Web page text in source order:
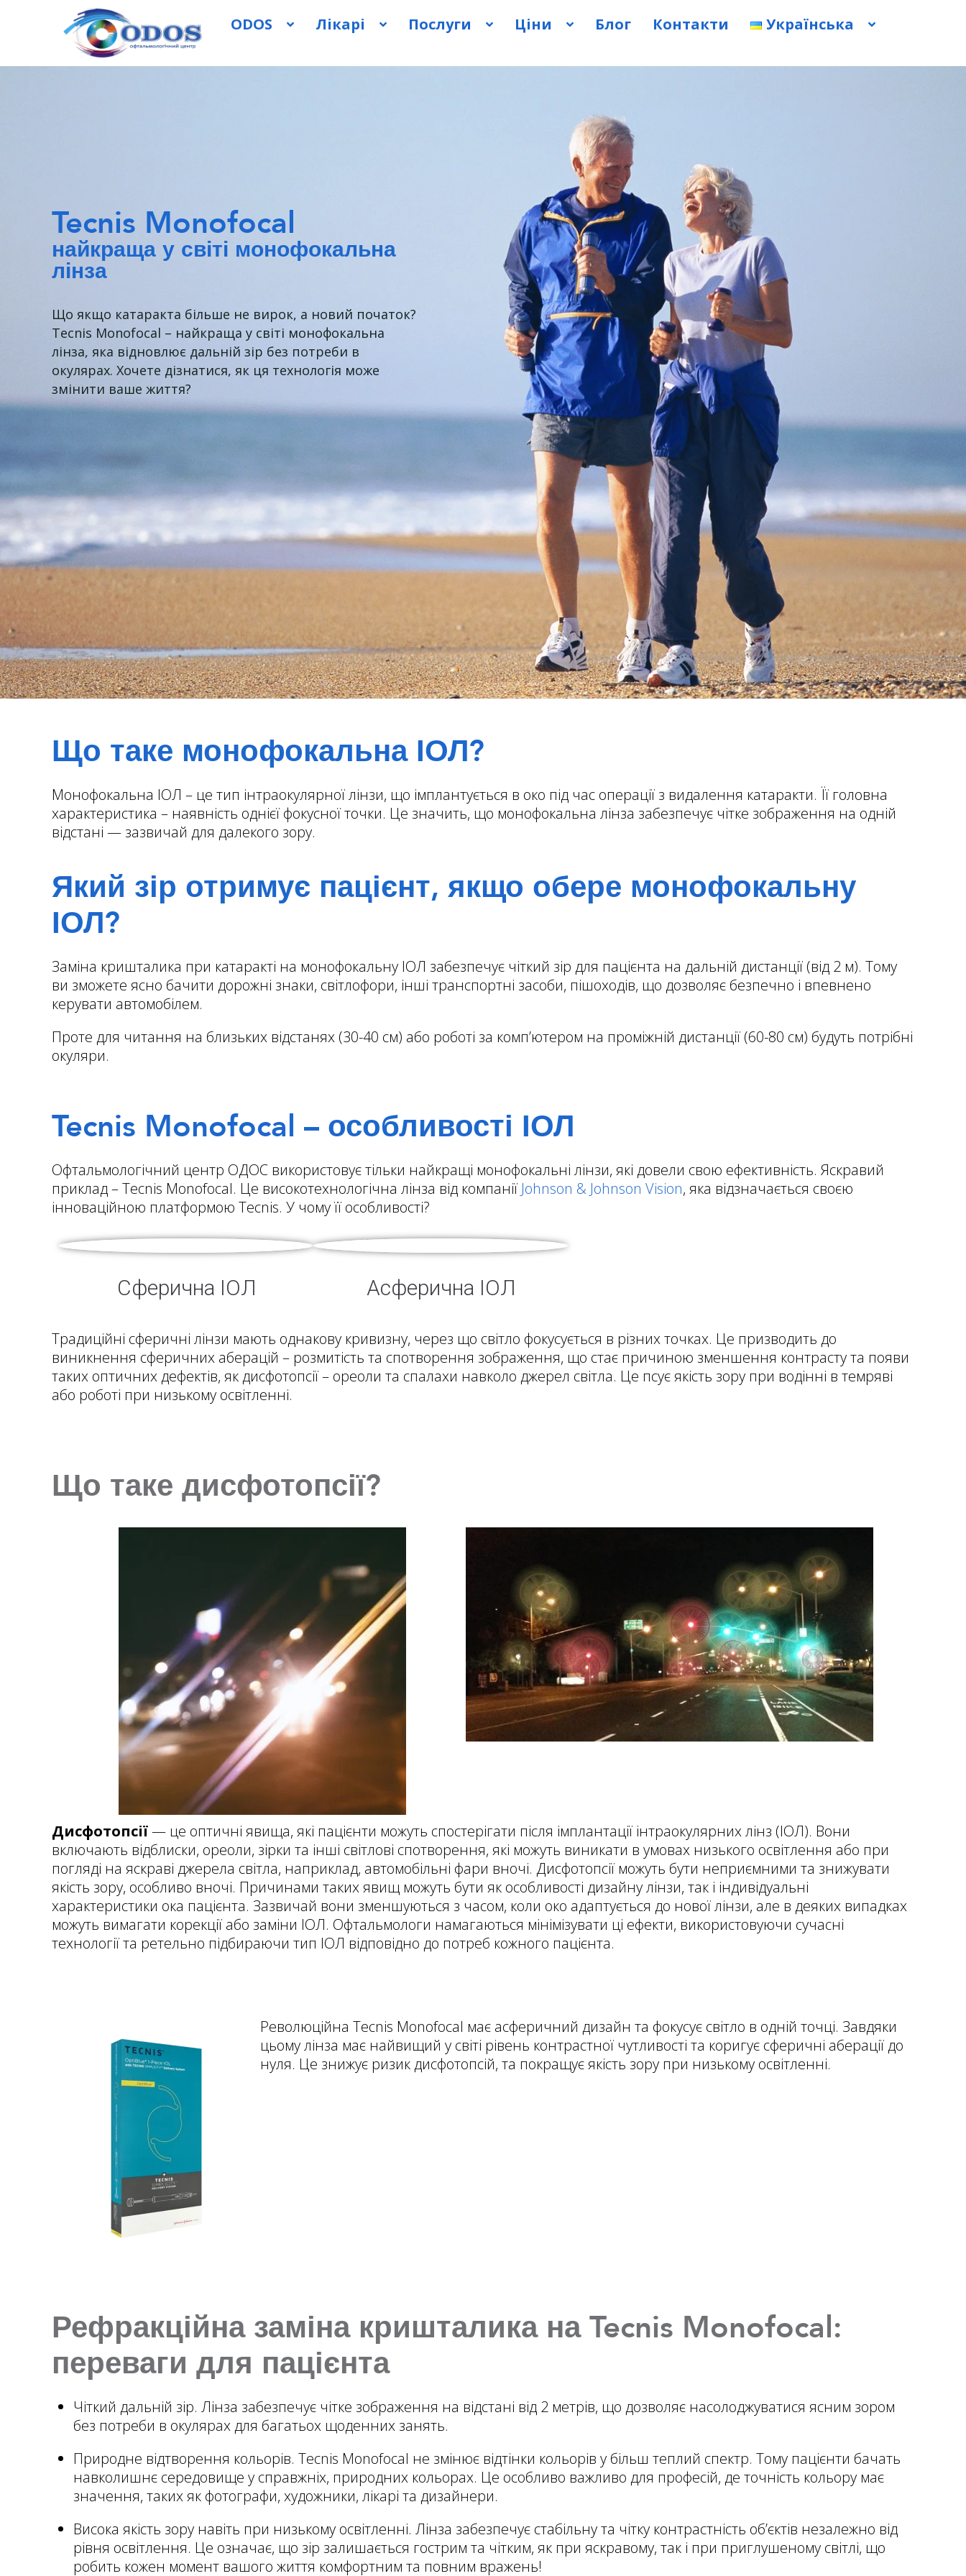
ODOS Лікарі Послуги Ціни Блог Контакти Українська
Tecnis Monofocal
найкраща у світі монофокальна
лінза
Що якщо катаракта більше не вирок, а новий початок?
Tecnis Monofocal – найкраща у світі монофокальна
лінза, яка відновлює дальній зір без потреби в
окулярах. Хочете дізнатися, як ця технологія може
змінити ваше життя?
Що таке монофокальна ІОЛ?
Монофокальна ІОЛ – це тип інтраокулярної лінзи, що імплантується в око під час операції з видалення катаракти. Її головна
характеристика – наявність однієї фокусної точки. Це значить, що монофокальна лінза забезпечує чітке зображення на одній
відстані — зазвичай для далекого зору.
Який зір отримує пацієнт, якщо обере монофокальну
ІОЛ?
Заміна кришталика при катаракті на монофокальну ІОЛ забезпечує чіткий зір для пацієнта на дальній дистанції (від 2 м). Тому
ви зможете ясно бачити дорожні знаки, світлофори, інші транспортні засоби, пішоходів, що дозволяє безпечно і впевнено
керувати автомобілем.
Проте для читання на близьких відстанях (30-40 см) або роботі за комп’ютером на проміжній дистанції (60-80 см) будуть потрібні
окуляри.
Tecnis Monofocal – особливості ІОЛ
Офтальмологічний центр ОДОС використовує тільки найкращі монофокальні лінзи, які довели свою ефективність. Яскравий
приклад – Tecnis Monofocal. Це високотехнологічна лінза від компанії Johnson & Johnson Vision, яка відзначається своєю
інноваційною платформою Tecnis. У чому її особливості?
Сферична ІОЛ Асферична ІОЛ
Традиційні сферичні лінзи мають однакову кривизну, через що світло фокусується в різних точках. Це призводить до
виникнення сферичних аберацій – розмитість та спотворення зображення, що стає причиною зменшення контрасту та появи
таких оптичних дефектів, як дисфотопсії – ореоли та спалахи навколо джерел світла. Це псує якість зору при водінні в темряві
або роботі при низькому освітленні.
Що таке дисфотопсії?
Дисфотопсії— це оптичні явища, які пацієнти можуть спостерігати після імплантації інтраокулярних лінз (ІОЛ). Вони
включають відблиски, ореоли, зірки та інші світлові спотворення, які можуть виникати в умовах низького освітлення або при
погляді на яскраві джерела світла, наприклад, автомобільні фари вночі. Дисфотопсії можуть бути неприємними та знижувати
якість зору, особливо вночі. Причинами таких явищ можуть бути як особливості дизайну лінзи, так і індивідуальні
характеристики ока пацієнта. Зазвичай вони зменшуються з часом, коли око адаптується до нової лінзи, але в деяких випадках
можуть вимагати корекції або заміни ІОЛ. Офтальмологи намагаються мінімізувати ці ефекти, використовуючи сучасні
технології та ретельно підбираючи тип ІОЛ відповідно до потреб кожного пацієнта.
Революційна Tecnis Monofocal має асферичний дизайн та фокусує світло в одній точці. Завдяки
цьому лінза має найвищий у світі рівень контрастної чутливості та коригує сферичні аберації до
нуля. Це знижує ризик дисфотопсій, та покращує якість зору при низькому освітленні.
Рефракційна заміна кришталика на Tecnis Monofocal:
переваги для пацієнта
Чіткий дальній зір. Лінза забезпечує чітке зображення на відстані від 2 метрів, що дозволяє насолоджуватися ясним зором
без потреби в окулярах для багатьох щоденних занять.
Природне відтворення кольорів. Tecnis Monofocal не змінює відтінки кольорів у більш теплий спектр. Тому пацієнти бачать
навколишнє середовище у справжніх, природних кольорах. Це особливо важливо для професій, де точність кольору має
значення, таких як фотографи, художники, лікарі та дизайнери.
Висока якість зору навіть при низькому освітленні. Лінза забезпечує стабільну та чітку контрастність об’єктів незалежно від
рівня освітлення. Це означає, що зір залишається гострим та чітким, як при яскравому, так і при приглушеному світлі, що
робить кожен момент вашого життя комфортним та повним вражень!